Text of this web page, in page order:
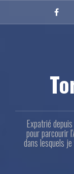
Expatrié
pour parcourir
dans lesquels